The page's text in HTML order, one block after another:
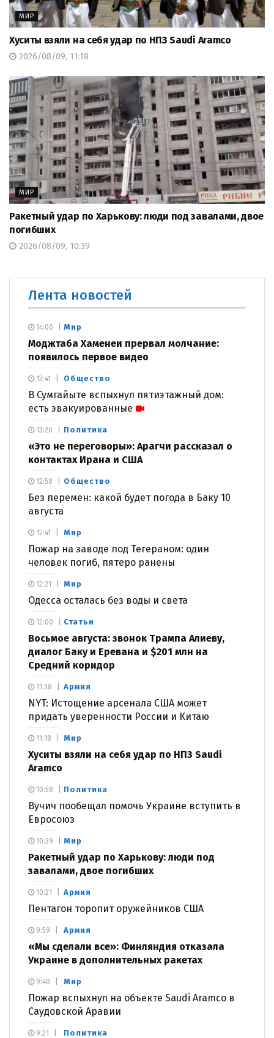
МИР
Хуситы взяли на себя удар по НПЗ Saudi Aramco
2026/08/09, 11:18
МИР
Ракетный удар по Харькову: люди под завалами, двое
погибших
2026/08/09, 10:39
Лента новостей
Мир
Моджтаба Хаменеи прервал молчание:
появилось первое видео
14:00
Общество
В Сумгайыте вспыхнул пятиэтажный дом:
есть эвакуированные
13:41
Политика
«Это не переговоры»: Арагчи рассказал о
контактах Ирана и США
13:20
Общество
Без перемен: какой будет погода в Баку 10
августа
12:58
Мир
Пожар на заводе под Тегераном: один
человек погиб, пятеро ранены
12:41
Мир
Одесса осталась без воды и света
12:21
Статьи
Восьмое августа: звонок Трампа Алиеву,
диалог Баку и Еревана и $201 млн на
Средний коридор
12:00
Армия
NYT: Истощение арсенала США может
придать уверенности России и Китаю
11:38
Мир
Хуситы взяли на себя удар по НПЗ Saudi
Aramco
11:18
Политика
Вучич пообещал помочь Украине вступить в
Евросоюз
10:58
Мир
Ракетный удар по Харькову: люди под
завалами, двое погибших
10:39
Армия
Пентагон торопит оружейников США
10:21
Армия
«Мы сделали все»: Финляндия отказала
Украине в дополнительных ракетах
9:59
Мир
Пожар вспыхнул на объекте Saudi Aramco в
Саудовской Аравии
9:40
Политика
9:21